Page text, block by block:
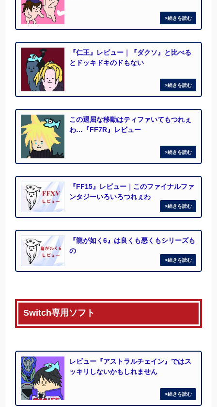
『仁王』レビュー｜『ダクソ』と比べる
とドッキドキのドもない
この退屈な移動はティファいてもつれぇ
わ…『FF7R』レビュー
『FF15』レビュー｜このファイナルファ
ンタジーいろいろつれぇわ
『龍が如く6』は良くも悪くもシリーズも
の
Switch専用ソフト
レビュー『アストラルチェイン』ではス
ッキリしないかもしれません